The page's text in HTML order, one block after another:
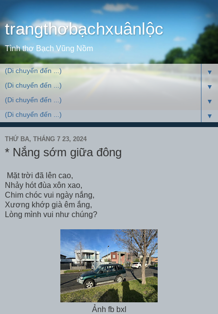
trangthơbạchxuânlộc
Tình thơ Bạch Vũng Nồm
▼
▼
▼
▼
THỨ BA, THÁNG 7 23, 2024
* Nắng sớm giữa đông
Mặt trời đã lên cao,
Nhảy hót đùa xôn xao,
Chim chóc vui ngày nắng,
Xương khớp già êm ắng,
Lòng mình vui như chúng?
Ảnh fb bxl